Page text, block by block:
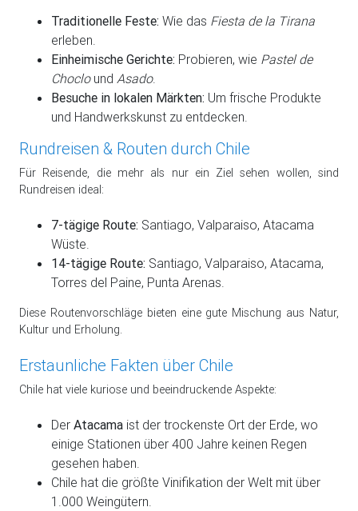
Traditionelle Feste: Wie das Fiesta de la Tirana
erleben.
Einheimische Gerichte: Probieren, wie Pastel de
Choclound Asado.
Besuche in lokalen Märkten: Um frische Produkte
und Handwerkskunst zu entdecken.
Rundreisen & Routen durch Chile
Für Reisende, die mehr als nur ein Ziel sehen wollen, sind
Rundreisen ideal:
7-tägige Route: Santiago, Valparaiso, Atacama
Wüste.
14-tägige Route: Santiago, Valparaiso, Atacama,
Torres del Paine, Punta Arenas.
Diese Routenvorschläge bieten eine gute Mischung aus Natur,
Kultur und Erholung.
Erstaunliche Fakten über Chile
Chile hat viele kuriose und beeindruckende Aspekte:
Der Atacama ist der trockenste Ort der Erde, wo
einige Stationen über 400 Jahre keinen Regen
gesehen haben.
Chile hat die größte Vinifikation der Welt mit über
1.000 Weingütern.